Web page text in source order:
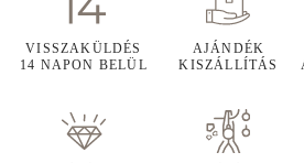
VISSZAKÜLDÉS
14 NAPON BELÜL
AJÁNDÉK
KISZÁLLÍTÁS